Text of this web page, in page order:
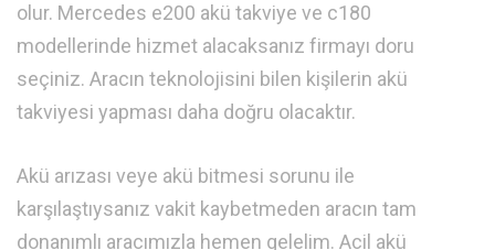
olur. Mercedes e200 akü takviye ve c180
modellerinde hizmet alacaksanız firmayı doru
seçiniz. Aracın teknolojisini bilen kişilerin akü
takviyesi yapması daha doğru olacaktır.
Akü arızası veye akü bitmesi sorunu ile
karşılaştıysanız vakit kaybetmeden aracın tam
donanımlı aracımızla hemen gelelim. Acil akü